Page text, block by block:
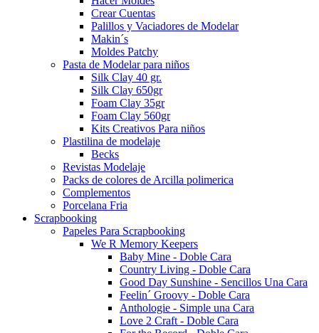
Crear Cuentas
Palillos y Vaciadores de Modelar
Makin´s
Moldes Patchy
Pasta de Modelar para niños
Silk Clay 40 gr.
Silk Clay 650gr
Foam Clay 35gr
Foam Clay 560gr
Kits Creativos Para niños
Plastilina de modelaje
Becks
Revistas Modelaje
Packs de colores de Arcilla polimerica
Complementos
Porcelana Fria
Scrapbooking
Papeles Para Scrapbooking
We R Memory Keepers
Baby Mine - Doble Cara
Country Living - Doble Cara
Good Day Sunshine - Sencillos Una Cara
Feelin´ Groovy - Doble Cara
Anthologie - Simple una Cara
Love 2 Craft - Doble Cara